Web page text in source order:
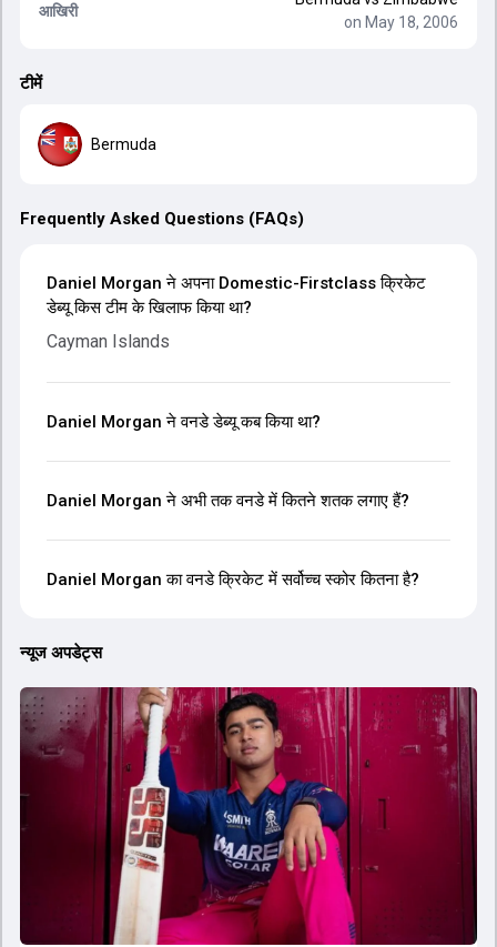
आखिरी
on May 18, 2006
टीमें
Bermuda
Frequently Asked Questions (FAQs)
Daniel Morgan ने अपना Domestic-Firstclass क्रिकेट
डेब्यू किस टीम के खिलाफ किया था?
Cayman Islands
Daniel Morgan ने वनडे डेब्यू कब किया था?
Daniel Morgan ने अभी तक वनडे में कितने शतक लगाए हैं?
Daniel Morgan का वनडे क्रिकेट में सर्वोच्च स्कोर कितना है?
न्यूज अपडेट्स